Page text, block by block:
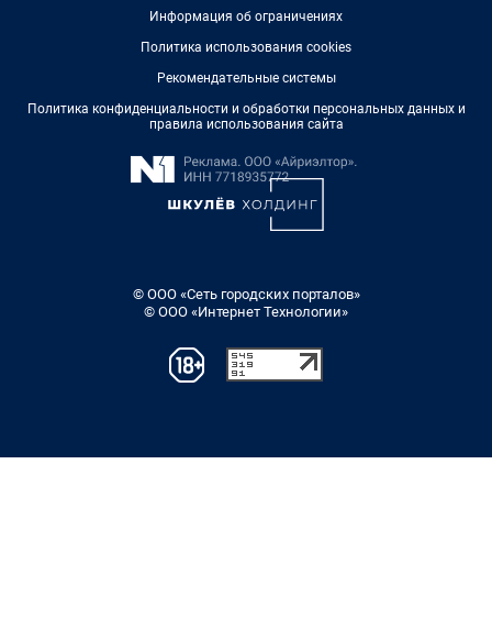
Информация об ограничениях
Политика использования cookies
Рекомендательные системы
Политика конфиденциальности и обработки персональных данных и
правила использования сайта
© ООО «Сеть городских порталов»
© ООО «Интернет Технологии»